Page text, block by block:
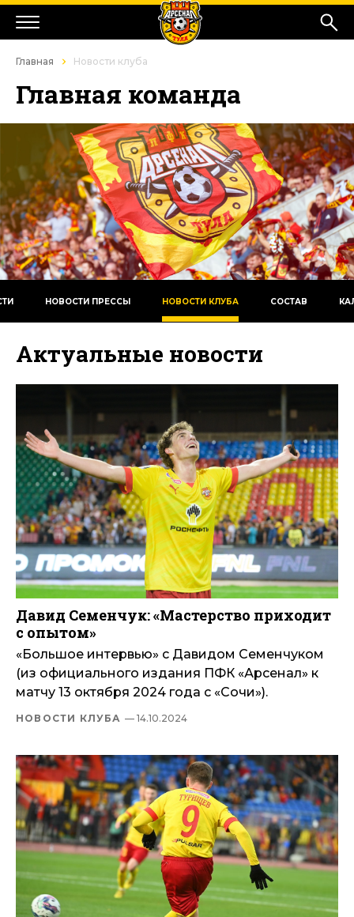
Главная Новости клуба
Главная команда
НОВОСТИ ПРЕССЫ НОВОСТИ КЛУБА СОСТАВ
Актуальные новости
Давид Семенчук: «Мастерство приходит
с опытом»
«Большое интервью» с Давидом Семенчуком
(из официального издания ПФК «Арсенал» к
матчу 13 октября 2024 года с «Сочи»).
НОВОСТИ КЛУБА — 14.10.2024